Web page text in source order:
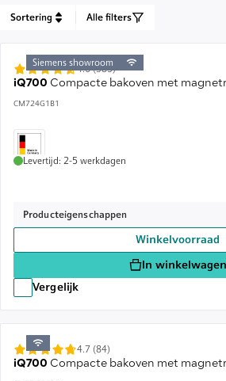
Sortering Alle filters
iQ700 Compacte bakoven met
CM724G1B1
4.6 (385)
Siemens showroom
Levertijd: 2-5 werkdagen
Producteigenschappen
Winkelvoorraad
In winkelwagen
Vergelijk
iQ700 Compacte bakoven met
4.7 (84)